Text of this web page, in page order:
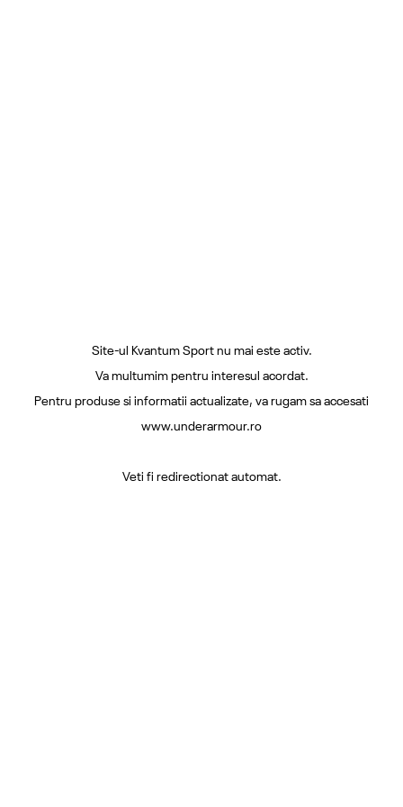
Site-ul Kvantum Sport nu mai este activ.
Va multumim pentru interesul acordat.
Pentru produse si informatii actualizate, va rugam sa accesati
www.underarmour.ro
Veti fi redirectionat automat.